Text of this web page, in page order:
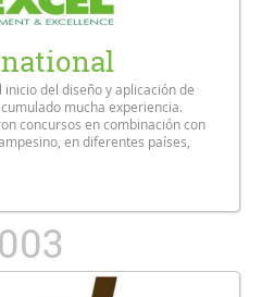
del diseño y aplicación de
mucha experiencia.
concursos en combinación con
en diferentes países,